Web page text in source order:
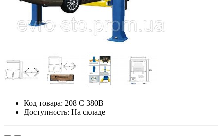
Код товара: 208 С 380В
Доступность: На складе